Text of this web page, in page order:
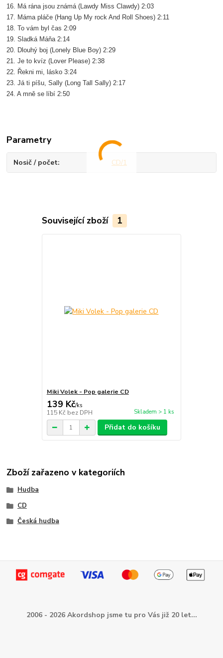
16. Má rána jsou známá (Lawdy Miss Clawdy) 2:03
17. Máma pláče (Hang Up My rock And Roll Shoes) 2:11
18. To vám byl čas 2:09
19. Sladká Máňa 2:14
20. Dlouhý boj (Lonely Blue Boy) 2:29
21. Je to kvíz (Lover Please) 2:38
22. Řekni mi, lásko 3:24
23. Já ti píšu, Sally (Long Tall Sally) 2:17
24. A mně se líbí 2:50
Parametry
Nosič / počet CD/1
Související zboží 1
Miki Volek - Pop galerie CD
139 Kč/ks
115 Kč bez DPH Skladem > 1 ks
Přidat do košíku
Zboží zařazeno v kategoriích
Hudba
CD
Česká hudba
2006 - 2026 Akordshop jsme tu pro Vás již 20 let...